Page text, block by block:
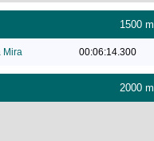
1500 m
Mira 00:06:14.300
2000 m